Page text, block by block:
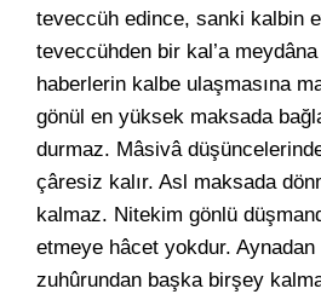
teveccüh edince, sanki kalbin
teveccühden bir kal’a
haberlerin kalbe ulaşmasına
gönül en yüksek maksada
durmaz. Mâsivâ
çâresiz kalır. Asl maksada
kalmaz. Nitekim gönlü
etmeye hâcet yokdur.
zuhûrundan başka birşey